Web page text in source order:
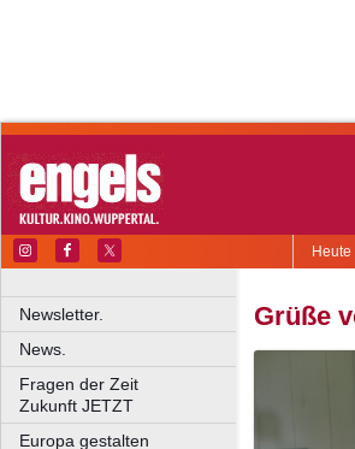
Newsletter.
News.
Fragen der Zeit
Zukunft JETZT
Europa gestalten
Grüße